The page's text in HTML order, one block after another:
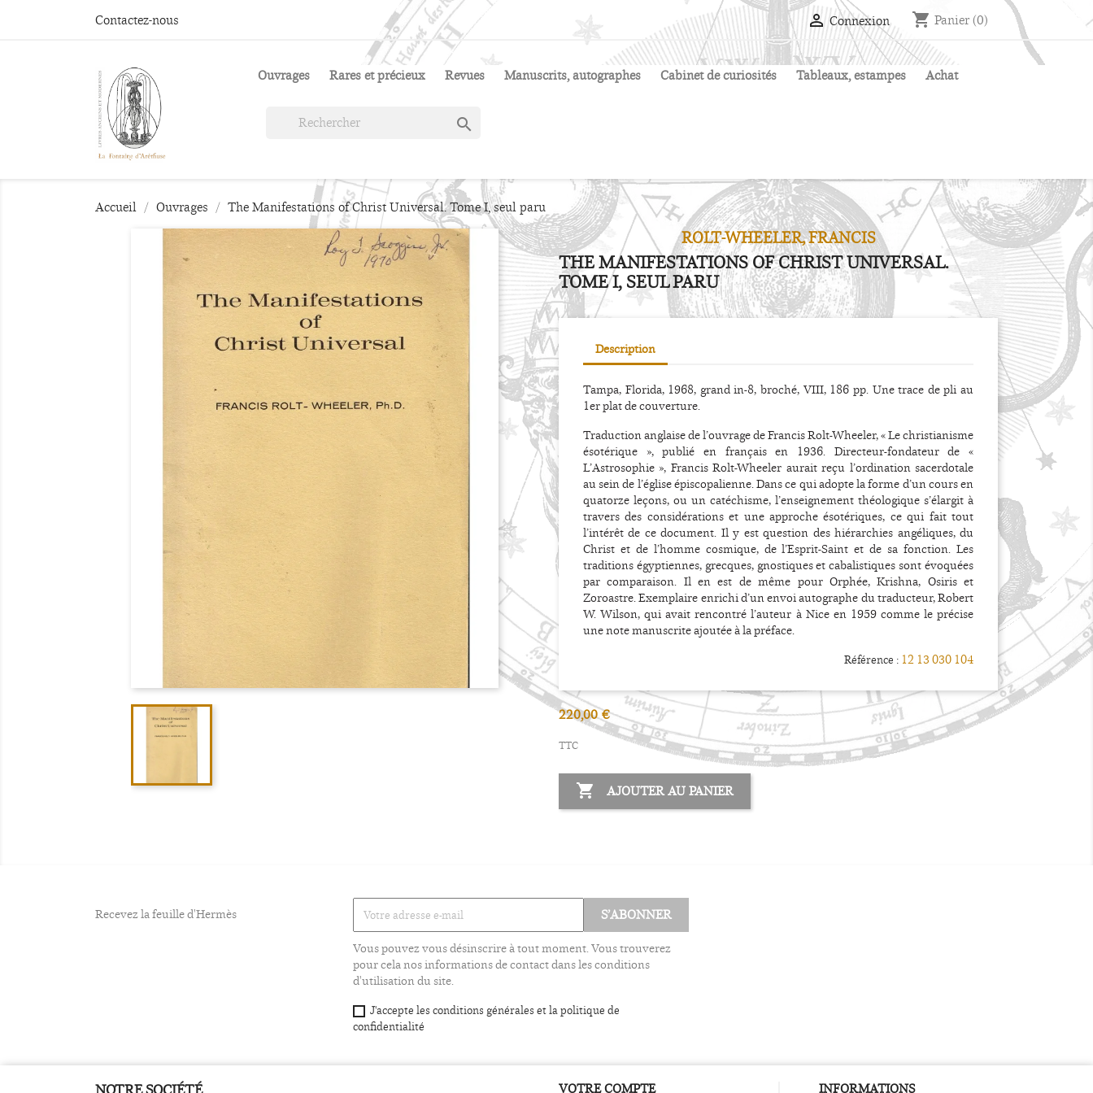
Contactez-nous Connexion shopping_cart Panier(0)
Ouvrages Rares et précieux Revues Manuscrits, autographes Cabinet de curiosités Tableaux, estampes Achat

Accueil Ouvrages The Manifestations of Christ Universal. Tome I, seul paru
ROLT-WHEELER, FRANCIS
THE MANIFESTATIONS OF CHRIST UNIVERSAL.
TOME I, SEUL PARU
Description
Tampa, Florida, 1968, grand in-8, broché, VIII, 186 pp. Une trace de pli au
1er plat de couverture.
Traduction anglaise de l’ouvrage de Francis Rolt-Wheeler, « Le christianisme
ésotérique », publié en français en 1936. Directeur-fondateur de «
L’Astrosophie », Francis Rolt-Wheeler aurait reçu l’ordination sacerdotale
au sein de l’église épiscopalienne. Dans ce qui adopte la forme d’un cours en
quatorze leçons, ou un catéchisme, l’enseignement théologique s’élargit à
travers des considérations et une approche ésotériques, ce qui fait tout
l’intérêt de ce document. Il y est question des hiérarchies angéliques, du
Christ et de l’homme cosmique, de l’Esprit-Saint et de sa fonction. Les
traditions égyptiennes, grecques, gnostiques et cabalistiques sont évoquées
par comparaison. Il en est de même pour Orphée, Krishna, Osiris et
Zoroastre. Exemplaire enrichi d’un envoi autographe du traducteur, Robert
W. Wilson, qui avait rencontré l’auteur à Nice en 1959 comme le précise
une note manuscrite ajoutée à la préface.
Référence : 12 13 030 104
220,00 €
TTC
 AJOUTER AU PANIER
Recevez la feuille d'Hermès
Vous pouvez vous désinscrire à tout moment. Vous trouverez
pour cela nos informations de contact dans les conditions
d'utilisation du site.
J'accepte les conditions générales et la politique de
confidentialité
VOTRE COMPTE INFORMATIONS